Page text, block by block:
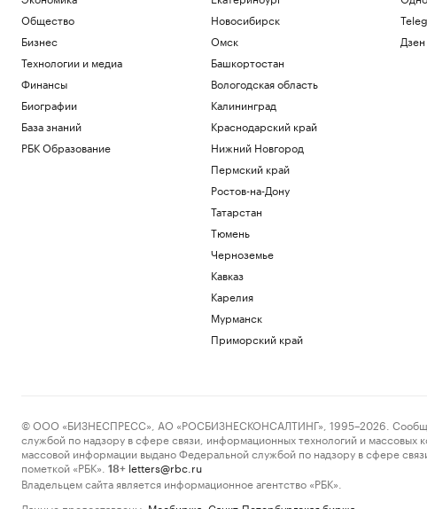
Общество
Бизнес
Технологии и медиа
Финансы
Биографии
База знаний
РБК Образование
Новосибирск
Омск
Башкортостан
Вологодская область
Калининград
Краснодарский край
Нижний Новгород
Пермский край
Ростов-на-Дону
Татарстан
Тюмень
Черноземье
Кавказ
Карелия
Мурманск
Приморский край
Дзен
© ООО «БИЗНЕСПРЕСС», АО «РОСБИЗНЕСКОНСАЛТИНГ», 1995–2026.
службой по надзору в сфере связи, информационных технологий и
массовой информации выдано Федеральной службой по надзору в сфере
пометкой «РБК».
18+ letters@rbc.ru
Владельцем сайта является информационное агентство «РБК».